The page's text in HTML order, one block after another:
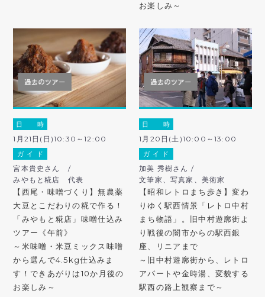
お楽しみ～
日 時
1月21日(日)10:30～12:00
ガ イ ド
宮本貴史さん /
みやもと糀店 代表
【西尾・味噌づくり】無農薬
大豆とこだわりの糀で作る！
「みやもと糀店」味噌仕込み
ツアー《午前》
～米味噌・米豆ミックス味噌
から選んで4.5kg仕込みま
す！できあがりは10か月後の
お楽しみ～
日 時
1月20日(土)10:00～13:00
ガ イ ド
加美 秀樹さん /
文筆家、写真家、美術家
【昭和レトロまち歩き】変わ
りゆく駅西情景「レトロ中村
まち物語」。旧中村遊廓街よ
り戦後の闇市からの駅西銀
座、リニアまで
～旧中村遊廓街から、レトロ
アパートや金時湯、変貌する
駅西の路上観察まで～